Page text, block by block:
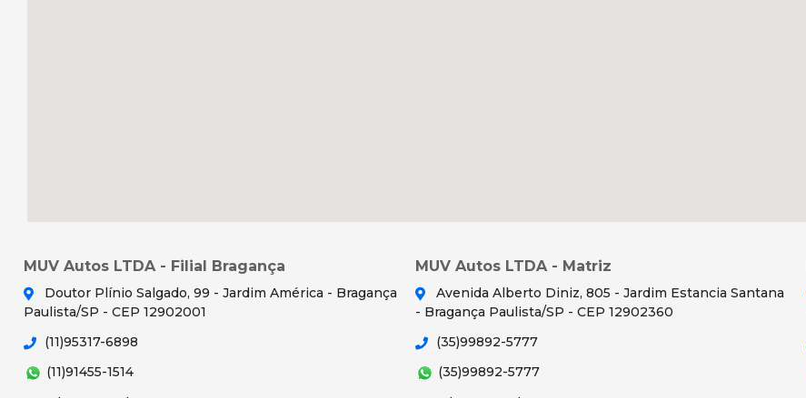
MUV Autos LTDA - Filial Bragança
Doutor Plínio Salgado, 99 - Jardim América - Bragança
Paulista/SP - CEP 12902001
(11)95317-6898
(11)91455-1514
MUV Autos LTDA - Matriz
Avenida Alberto Diniz, 805 - Jardim Estancia Santana
- Bragança Paulista/SP - CEP 12902360
(35)99892-5777
(35)99892-5777